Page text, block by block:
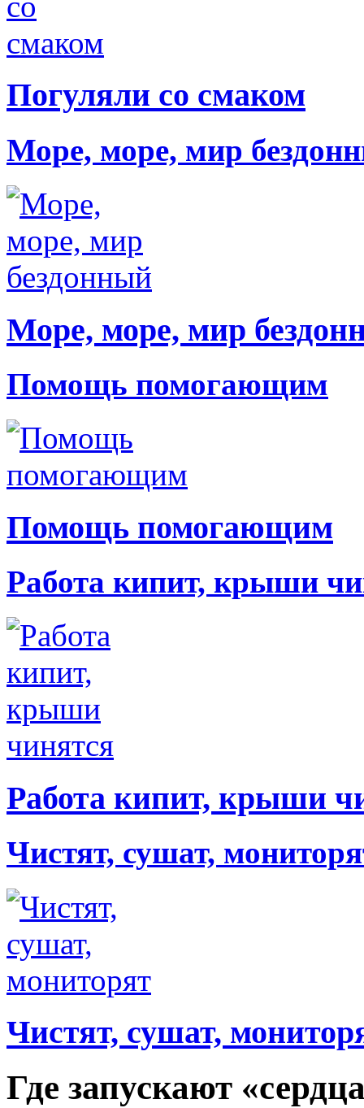
Погуляли со смаком
Море, море, мир
Море, море, мир
Помощь помогающим
Помощь помогающим
Работа кипит, крыши
Работа кипит, крыши
Чистят, сушат,
Чистят, сушат,
Где запускают